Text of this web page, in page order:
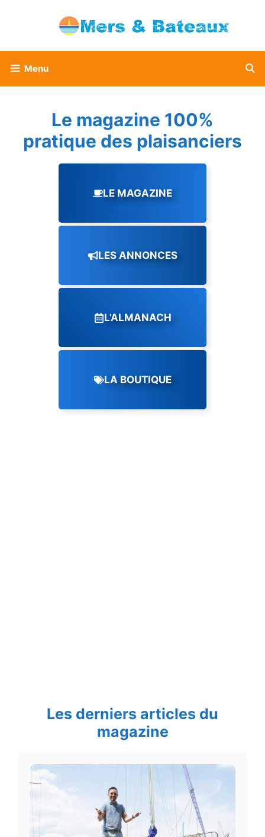
Menu
Le magazine 100%
pratique des plaisanciers
LE MAGAZINE
LES ANNONCES
L’ALMANACH
LA BOUTIQUE
Les derniers articles du
magazine